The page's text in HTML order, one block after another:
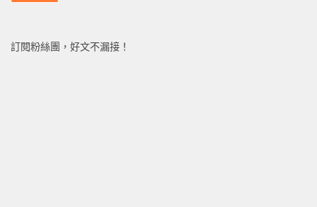
訂閱粉絲團，好文不漏接！